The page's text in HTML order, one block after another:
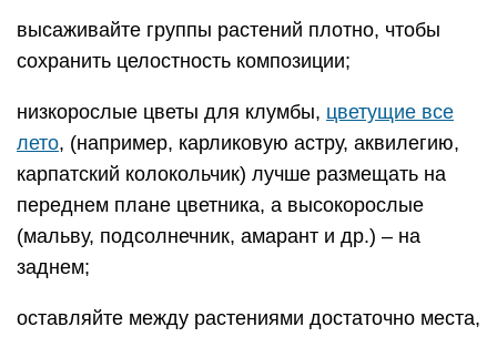
высаживайте группы растений плотно, чтобы
сохранить целостность композиции;
низкорослые цветы для клумбы, цветущие все
лето, (например, карликовую астру, аквилегию,
карпатский колокольчик) лучше размещать на
переднем плане цветника, а высокорослые
(мальву, подсолнечник, амарант и др.) – на
заднем;
оставляйте между растениями достаточно места,